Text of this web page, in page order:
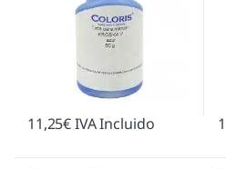
11,25€IVA Incluido